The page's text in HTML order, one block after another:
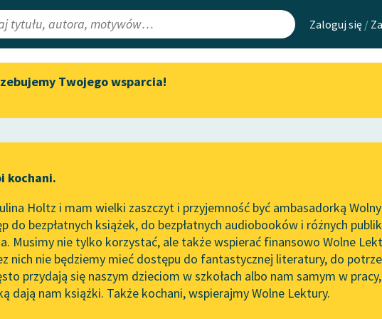
Zaloguj się /
Lektury
redakcyjne
Aktualności
Zapraszamy na spotkanie
literatury skandynawskiej
Wolne Lektury na 32.
Pol’and’Rock Festivalu
„Kochanek Lady Chatterley”
do słuchania na Wolnych
Lekturach
Nowy audiobook – „Marzenie
Mapa Wolnych Lektur
Leśmianator
API
OAI-PMH
Widget Wolnych Lektur
Twojego wsparcia!
kochani.
Holtz i mam wielki zaszczyt i przyjemność być ambasadorką
do bezpłatnych książek, do bezpłatnych audiobooków i różnych
Musimy nie tylko korzystać, ale także wspierać finansowo Wolne
nich nie będziemy mieć dostępu do fantastycznej literatury, do
przydają się naszym dzieciom w szkołach albo nam samym w
dają nam książki. Także kochani, wspierajmy Wolne Lektury.
Antonina Domańska✖